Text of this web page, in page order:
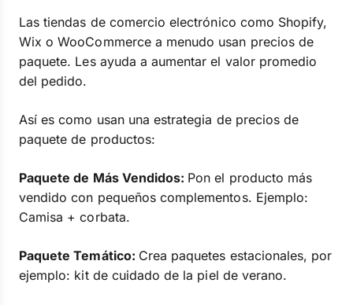
Las tiendas de comercio electrónico como Shopify,
Wix o WooCommerce a menudo usan precios de
paquete. Les ayuda a aumentar el valor promedio
del pedido.
Así es como usan una estrategia de precios de
paquete de productos:
Paquete de Más Vendidos: Pon el producto más
vendido con pequeños complementos. Ejemplo:
Camisa + corbata.
Paquete Temático: Crea paquetes estacionales, por
ejemplo: kit de cuidado de la piel de verano.